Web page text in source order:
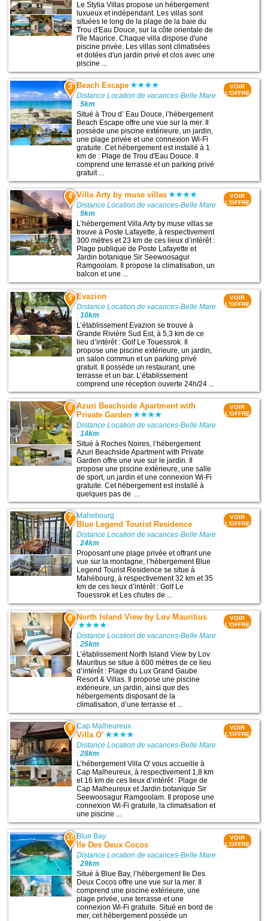
Le Stylia Villas propose un hébergement
luxueux et indépendant. Les villas sont
situées le long de la plage de la baie du
Trou d'Eau Douce, sur la côte orientale de
l'île Maurice. Chaque villa dispose d'une
piscine privée. Les villas sont climatisées
et dotées d'un jardin privé et clos avec une
piscine ...
3 Beach Escape
Distance Location de vacances-Belle Mare
:5km
Situé à Trou dʼ Eau Douce, l’hébergement
Beach Escape offre une vue sur la mer. Il
possède une piscine extérieure, un jardin,
une plage privée et une connexion Wi-Fi
gratuite. Cet hébergement est installé à 1
km de : Plage de Trou d'Eau Douce. Il
comprend une terrasse et un parking privé
gratuit ...
VOIR
L'OFFRE
4 Villa Arty by muse villas
Distance Location de vacances-Belle Mare
:9km
L’hébergement Villa Arty by muse villas se
trouve à Poste Lafayette, à respectivement
300 mètres et 23 km de ces lieux d’intérêt :
Plage publique de Poste Lafayette et
Jardin botanique Sir Seewoosagur
Ramgoolam. Il propose la climatisation, un
balcon et une ...
VOIR
L'OFFRE
5 Evazion
Distance Location de vacances-Belle Mare
:10km
L’établissement Evazion se trouve à
Grande Rivière Sud Est, à 5,3 km de ce
lieu d’intérêt : Golf Le Touessrok. Il
propose une piscine extérieure, un jardin,
un salon commun et un parking privé
gratuit. Il possède un restaurant, une
terrasse et un bar. L’établissement
comprend une réception ouverte 24h/24 ...
VOIR
L'OFFRE
6 Azuri Beachside Apartment with
Private Garden
Distance Location de vacances-Belle Mare
:14km
Situé à Roches Noires, l’hébergement
Azuri Beachside Apartment with Private
Garden offre une vue sur le jardin. Il
propose une piscine extérieure, une salle
de sport, un jardin et une connexion Wi-Fi
gratuite. Cet hébergement est installé à
quelques pas de ...
VOIR
L'OFFRE
7 Mahebourg
Blue Legend Tourist Residence
Distance Location de vacances-Belle Mare
:24km
Proposant une plage privée et offrant une
vue sur la montagne, l’hébergement Blue
Legend Tourist Residence se situe à
Mahébourg, à respectivement 32 km et 35
km de ces lieux d’intérêt : Golf Le
Touessrok et Les chutes de ...
VOIR
L'OFFRE
8 North Island View by Lov Mauritius
Distance Location de vacances-Belle Mare
:25km
L’établissement North Island View by Lov
Mauritius se situe à 600 mètres de ce lieu
d’intérêt : Plage du Lux Grand Gaube
Resort & Villas. Il propose une piscine
extérieure, un jardin, ainsi que des
hébergements disposant de la
climatisation, d’une terrasse et ...
VOIR
L'OFFRE
9 Cap Malheureux
Villa O'
Distance Location de vacances-Belle Mare
:28km
L’hébergement Villa O' vous accueille à
Cap Malheureux, à respectivement 1,8 km
et 16 km de ces lieux d’intérêt : Plage de
Cap Malheureux et Jardin botanique Sir
Seewoosagur Ramgoolam. Il propose une
connexion Wi-Fi gratuite, la climatisation et
une piscine ...
VOIR
L'OFFRE
10 Blue Bay
Ile Des Deux Cocos
Distance Location de vacances-Belle Mare
:29km
Situé à Blue Bay, l’hébergement Ile Des
Deux Cocos offre une vue sur la mer. Il
comprend une piscine extérieure, une
plage privée, une terrasse et une
connexion Wi-Fi gratuite. Situé en bord de
mer, cet hébergement possède un
VOIR
L'OFFRE